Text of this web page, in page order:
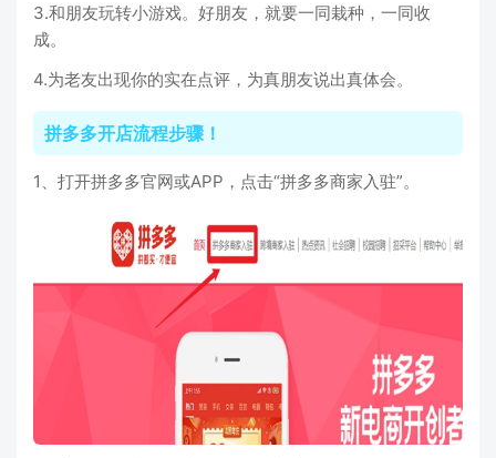
3.和朋友玩转小游戏。好朋友，就要一同栽种，一同收
成。
4.为老友出现你的实在点评，为真朋友说出真体会。
拼多多开店流程步骤！
1、打开拼多多官网或APP，点击“拼多多商家入驻”。